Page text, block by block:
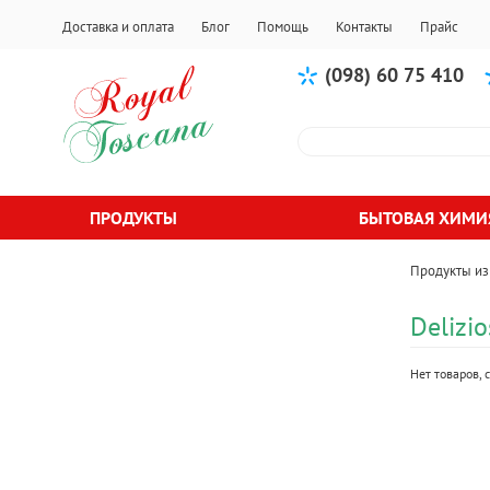
Доставка и оплата Блог Помощь Контакты Прайс
(098) 60 75 410
ПРОДУКТЫ БЫТОВАЯ
Продукты
Нет товаров,